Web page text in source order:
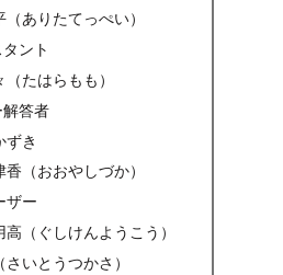
ありたてっぺい）
ント
たはらもも）
答者
ずき
（おおやしづか）
ザー
（ぐしけんようこう）
いとうつかさ）